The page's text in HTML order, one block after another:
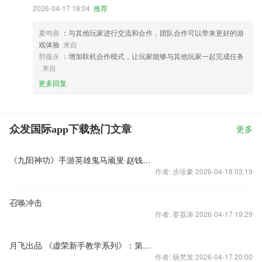
2026-04-17 18:04 推荐
夏鸣善 ：与其他玩家进行交流和合作，团队合作可以带来更好的游
戏体验 来自
邢薇永 ：增加联机合作模式，让玩家能够与其他玩家一起完成任务
来自
更多回复
众发国际app下载热门文章 更多
《九阳神功》手游英雄鬼马顽叟·赵钱孙李超神攻略
作者: 步珍豪 2026-04-18 03:19
召唤冲击
作者: 姜荔涛 2026-04-17 19:29
月飞出品 《虚荣新手教学系列》：第十一期-魔女星乐斯
作者: 杨梵发 2026-04-17 20:00